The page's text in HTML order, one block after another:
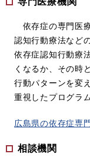
依存症の専門医
認知行動療法など
依存症認知行動療
くなるか、その時
行動パターンを変
重視したプログラム
広島県の依存症専
相談機関